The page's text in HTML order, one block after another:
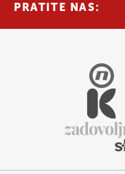
PRATITE NAS: